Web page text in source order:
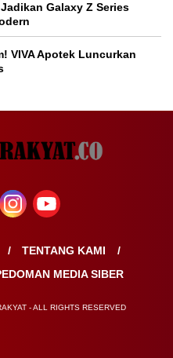
Galaxy Z Series
VIVA Apotek Luncurkan
TENTANG KAMI
MEDIA SIBER
- ALL RIGHTS RESERVED